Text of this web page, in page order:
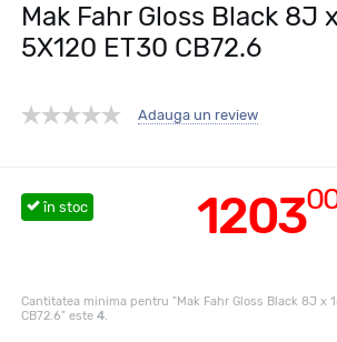
Mak Fahr Gloss Black 8J
5X120 ET30 CB72.6
Adauga un review
1203
în stoc
Cantitatea minima pentru "Mak Fahr Gloss Black 8J x
CB72.6" este 4.